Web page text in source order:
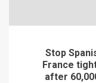
Stop
France
after